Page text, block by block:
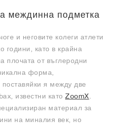
междинна подметка
и неговите колеги атлети
години, като в крайна
плочата от въглеродни
форма,
я между две
известни като ZoomX
материал за
на миналия век, но